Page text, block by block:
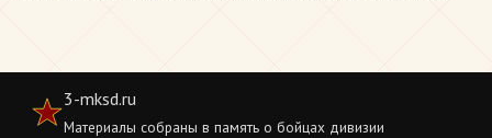
3-mksd.ru
Материалы собраны в память о бойцах дивизии